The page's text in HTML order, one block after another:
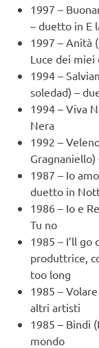
1997 –
– duetto in E
1997 – Anità
Luce dei miei
1994 –
soledad) –
1994 – Viva
Nera
1992 –
1987 – Io
duetto in
1986 – Io e
Tu no
1985 – I’ll go
produttrice,
too long
1985 –
altri artisti
1985 – Bindi
mondo